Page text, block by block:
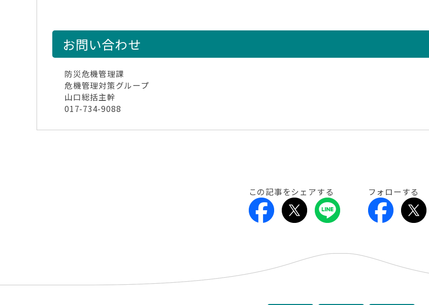
お問い合わせ
防災危機管理課
危機管理対策グループ
山口総括主幹
017-734-9088
この記事をシェアする フォローする